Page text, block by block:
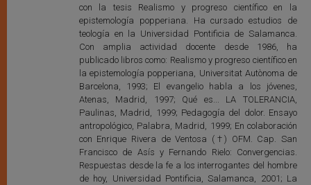
con la tesis Realismo y progreso científico en la
epistemología popperiana. Ha cursado estudios de
teología en la Universidad Pontificia de Salamanca.
Con amplia actividad docente desde 1986, ha
publicado libros como: Realismo y progreso científico en
la epistemología popperiana, Universitat Autònoma de
Barcelona, 1993; El evangelio habla a los jóvenes,
Atenas, Madrid, 1997; Qué es... LA TOLERANCIA,
Paulinas, Madrid, 1999; Pedagogía del dolor. Ensayo
antropológico, Palabra, Madrid, 1999; En colaboración
con Enrique Rivera de Ventosa (†) OFM. Cap. San
Francisco de Asís y Fernando Rielo: Convergencias.
Respuestas desde la fe a los interrogantes del hombre
de hoy, Universidad Pontificia, Salamanca, 2001; La